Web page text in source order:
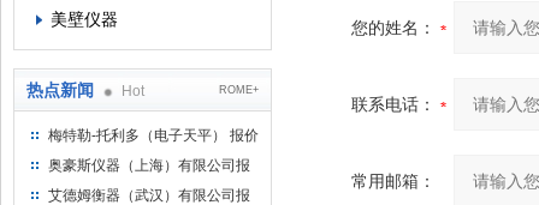
美壁仪器
热点新闻 Hot ROME+
梅特勒-托利多（电子天平） 报价
单
奥豪斯仪器（上海）有限公司报
价单
艾德姆衡器（武汉）有限公司报
您的姓名：
联系电话：
常用邮箱：